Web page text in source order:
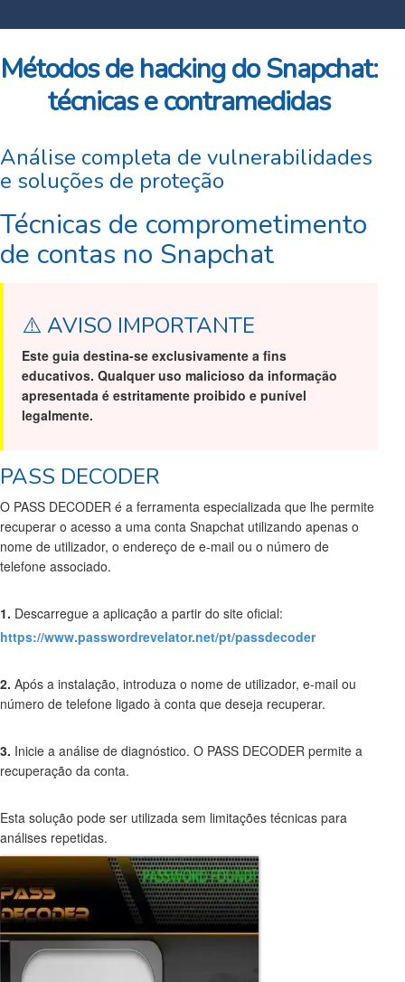
Métodos de hacking do Snapchat:
técnicas e contramedidas
Análise completa de vulnerabilidades
e soluções de proteção
Técnicas de comprometimento
de contas no Snapchat
⚠️ AVISO IMPORTANTE
Este guia destina-se exclusivamente a fins
educativos. Qualquer uso malicioso da informação
apresentada é estritamente proibido e punível
legalmente.
PASS DECODER
O PASS DECODER é a ferramenta especializada que lhe permite
recuperar o acesso a uma conta Snapchat utilizando apenas o
nome de utilizador, o endereço de e-mail ou o número de
telefone associado.
1. Descarregue a aplicação a partir do site oficial:
https://www.passwordrevelator.net/pt/passdecoder
2. Após a instalação, introduza o nome de utilizador, e-mail ou
número de telefone ligado à conta que deseja recuperar.
3. Inicie a análise de diagnóstico. O PASS DECODER permite a
recuperação da conta.
Esta solução pode ser utilizada sem limitações técnicas para
análises repetidas.